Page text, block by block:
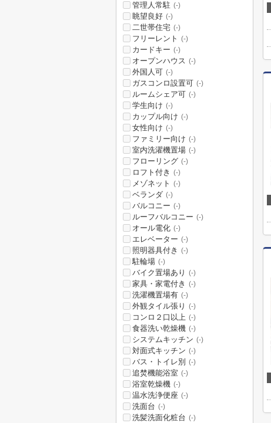
管理人常駐 (-)
眺望良好 (-)
二世帯住宅 (-)
フリーレント (-)
カードキー (-)
オープンハウス (-)
外国人可 (-)
ガスコンロ設置可 (-)
ルームシェア可 (-)
学生向け (-)
カップル向け (-)
女性向け (-)
ファミリー向け (-)
室内洗濯機置場 (-)
フローリング (-)
ロフト付き (-)
メゾネット (-)
ベランダ (-)
バルコニー (-)
ルーフバルコニー (-)
オール電化 (-)
エレベーター (-)
照明器具付き (-)
駐輪場 (-)
バイク置場あり (-)
家具・家電付き (-)
洗濯機置場有 (-)
外観タイル張り (-)
コンロ２口以上 (-)
食器洗い乾燥機 (-)
システムキッチン (-)
対面式キッチン (-)
バス・トイレ別 (-)
追焚機能浴室 (-)
浴室乾燥機 (-)
温水洗浄便座 (-)
洗面台 (-)
洗髪洗面化粧台 (-)